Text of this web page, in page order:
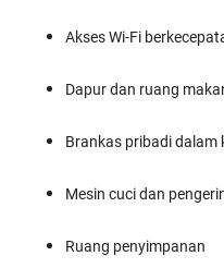
Akses Wi-Fi
Dapur dan ruang
Brankas pribadi dalam
Mesin cuci dan
Ruang penyimpanan